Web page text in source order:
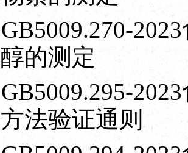
2023
的测定
2023
法验证通则